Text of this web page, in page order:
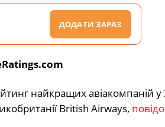
ДОДАТИ ЗАРАЗ
найкращих авіакомпаній у
British Airways,